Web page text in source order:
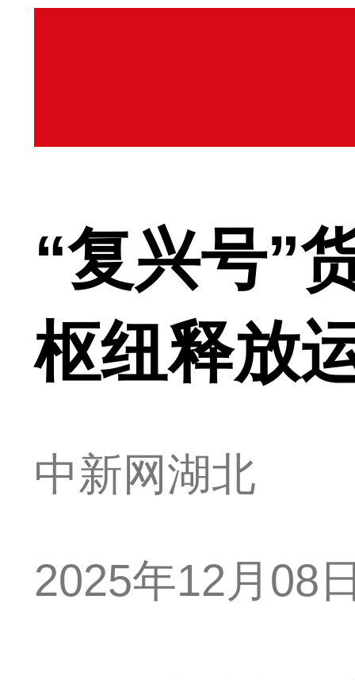
“复兴号”
枢纽释放
中新网湖北
2025年12月08